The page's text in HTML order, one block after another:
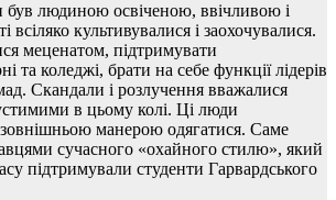
був людиною освіченою, ввічливою і
всіляко культивувалися і заохочувалися.
меценатом, підтримувати
та коледжі, брати на себе функції лідерів
Скандали і розлучення вважалися
в цьому колі. Ці люди
зовнішньою манерою одягатися. Саме
сучасного «охайного стилю», який
підтримували студенти Гарвардського